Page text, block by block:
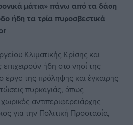
μάτια» πάνω από τα δάση
ήδη τα τρία πυροσβεστικά
Κλιματικής Κρίσης και
ήδη στο νησί της
έργο της πρόληψης και έγκαιρης
πυρκαγιάς, όπως
αντιπεριφερειάρχης
για την Πολιτική Προστασία,